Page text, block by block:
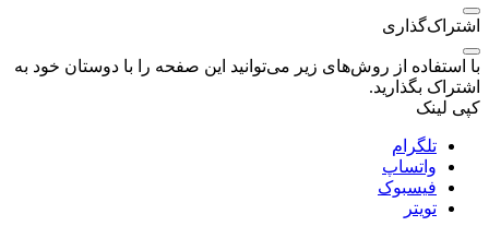
اشتراک‌گذاری
با استفاده از روش‌های زیر می‌توانید این صفحه را با دوستان خود به
اشتراک بگذارید.
کپی لینک
تلگرام
واتساپ
فیسبوک
تویتر